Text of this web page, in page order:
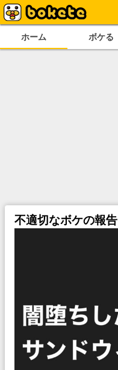
ホーム ボケる
不適切なボケの報告